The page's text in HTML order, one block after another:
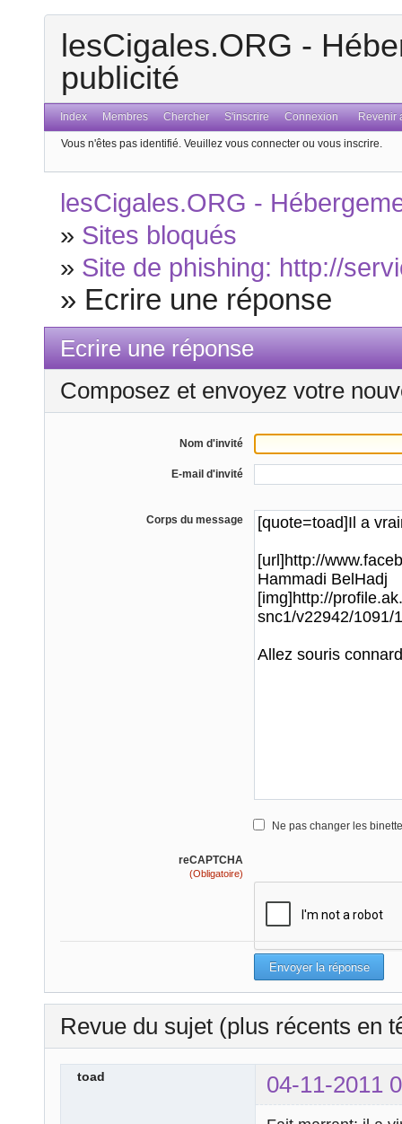
lesCigales.ORG -
publicité
Index Membres Chercher S'inscrire Connexion Revenir
Vous n'êtes pas identifié. Veuillez vous connecter ou vous inscrire.
lesCigales.ORG -
» Sites bloqués
» Site de phishing: http://
» Ecrire une réponse
Ecrire une réponse
Composez et envoyez votre
Nom d'invité
E-mail d'invité
Corps du message
Ne pas changer les
reCAPTCHA
(Obligatoire)
Revue du sujet (plus récents en
toad 04-11-2011